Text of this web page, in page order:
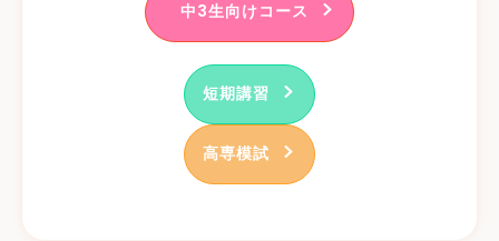
中3生向けコース
短期講習
高専模試